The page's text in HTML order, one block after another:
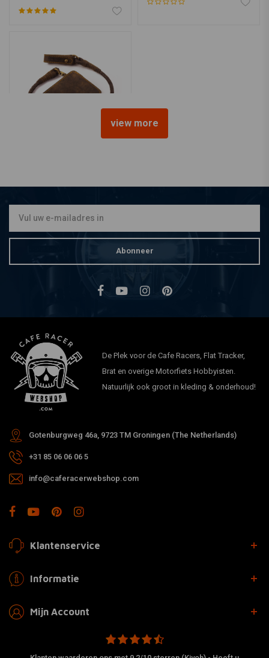
Boy
view more
Abonneer
De Plek voor de Cafe Racers, Flat Tracker,
Brat en overige Motorfiets Hobbyisten.
Natuurlijk ook groot in kleding & onderhoud!
Gotenburgweg 46a, 9723 TM Groningen (The Netherlands)
+31 85 06 06 06 5
info@caferacerwebshop.com
Klantenservice
Informatie
Mijn Account